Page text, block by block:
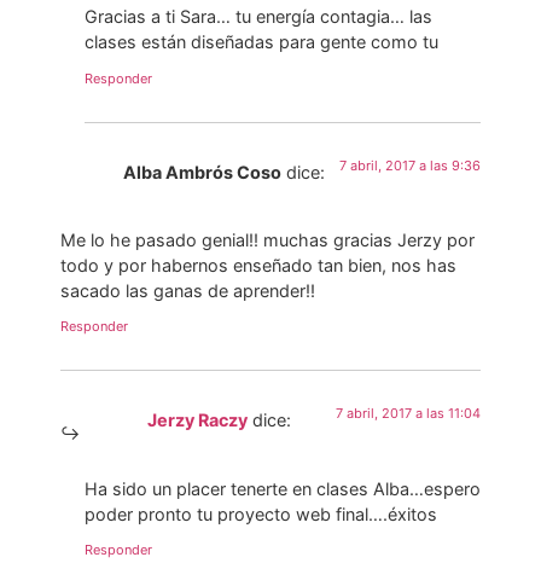
Gracias a ti Sara… tu energía contagia… las
clases están diseñadas para gente como tu
Responder
Alba Ambrós Coso dice: 7 abril, 2017 a las 9:36
Me lo he pasado genial!! muchas gracias Jerzy por
todo y por habernos enseñado tan bien, nos has
sacado las ganas de aprender!!
Responder
Jerzy Raczy dice: 7 abril, 2017 a las 11:04
Ha sido un placer tenerte en clases Alba…espero
poder pronto tu proyecto web final….éxitos
Responder